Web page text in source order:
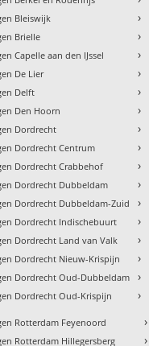
Bleiswijk
Brielle
Capelle aan den IJssel
De Lier
Delft
Den Hoorn
Dordrecht
Dordrecht Centrum
Dordrecht Crabbehof
Dordrecht Dubbeldam
Dordrecht Dubbeldam-Zuid
Dordrecht Indischebuurt
Dordrecht Land van Valk
Dordrecht Nieuw-Krispijn
Dordrecht Oud-Dubbeldam
Dordrecht Oud-Krispijn
›
›
›
›
›
›
›
›
›
›
›
›
›
›
›
›
Rotterdam Feyenoord
Rotterdam Hillegersberg
›
›